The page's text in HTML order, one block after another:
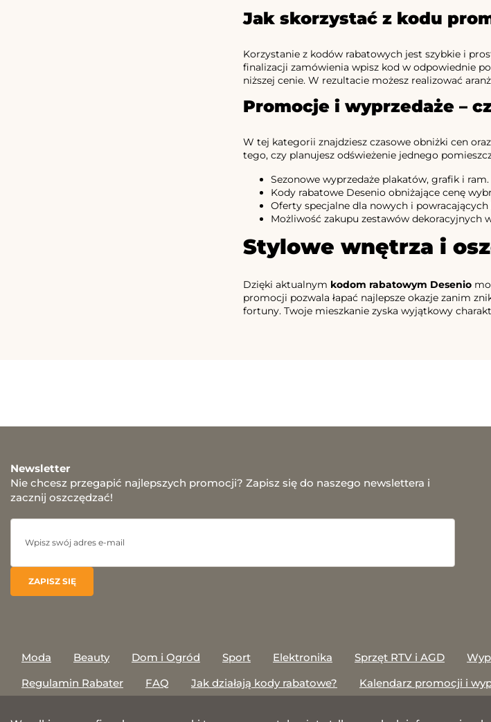
Jak skorzystać z kodu
Korzystanie z kodów rabatowych jest szybkie i
finalizacji zamówienia wpisz kod w odpowiednie
niższej cenie. W rezultacie możesz realizować
Promocje i wyprzedaże –
W tej kategorii znajdziesz czasowe obniżki cen oraz
tego, czy planujesz odświeżenie jednego
Sezonowe wyprzedaże plakatów, grafik i ram.
Kody rabatowe Desenio obniżające cenę
Oferty specjalne dla nowych i
Możliwość zakupu zestawów dekoracyjnych
Stylowe wnętrza i
Dzięki aktualnym kodom rabatowym Desenio
promocji pozwala łapać najlepsze okazje zanim
fortuny. Twoje mieszkanie zyska wyjątkowy
Newsletter
Nie chcesz przegapić najlepszych promocji? Zapisz się do naszego newslettera i
zacznij oszczędzać!
Moda Beauty Dom i Ogród Sport Elektronika Sprzęt RTV i AGD
Regulamin Rabater
FAQ Jak działają kody rabatowe? Kalendarz promocji i